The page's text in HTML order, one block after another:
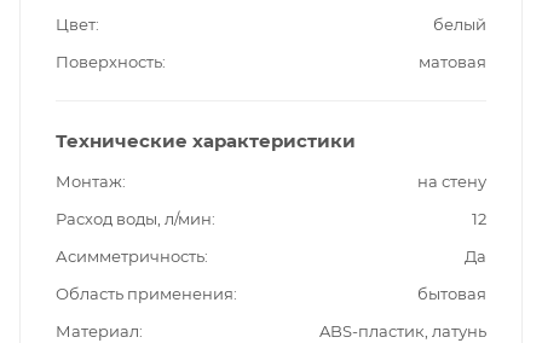
Цвет
белый
Поверхность
матовая
Технические характеристики
Монтаж
на стену
Расход воды, л/мин
12
Асимметричность
Да
Область применения
бытовая
Материал
ABS-пластик, латунь